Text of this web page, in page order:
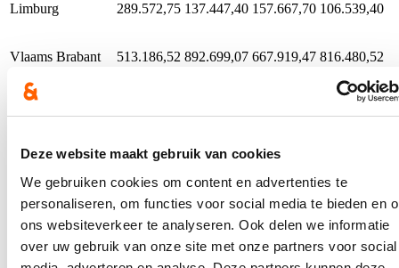
Deze website maakt gebruik van cookies
We gebruiken cookies om content en advertenties te
personaliseren, om functies voor social media te bieden en
ons websiteverkeer te analyseren. Ook delen we informatie
over uw gebruik van onze site met onze partners voor social
Limburg 289.572,75 137.447,40 157.667,70 106.539,40
Vlaams Brabant 513.186,52 892.699,07 667.919,47 816.480,52
Oost-Vlaanderen 204.982,84
West-Vlaanderen 908.595,10 557.085,00 387.126,50
De huidige hakhoutbestanden zijn historische aanplantingen met
hoofdzakelijk inheemse soorten met een veel te dichte plantafstand
voor een vlug resultaat. Het gevolg zijn te hoge en onstabiele,